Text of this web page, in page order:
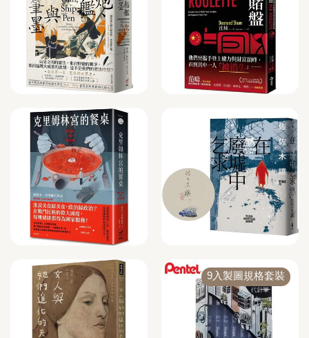
9入製圖規格套裝